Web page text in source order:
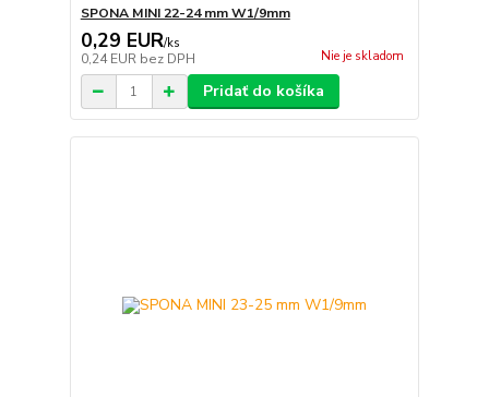
SPONA MINI 22-24 mm W1/9mm
0,29 EUR/ks
0,24 EUR bez DPH Nie je skladom
Pridať do košíka